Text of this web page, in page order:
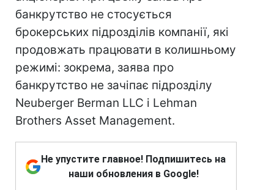
банкрутство не стосується
брокерських підрозділів компанії, які
продовжать працювати в колишньому
режимі: зокрема, заява про
банкрутство не зачіпає підрозділу
Neuberger Berman LLC і Lehman
Brothers Asset Management.
Не упустите главное! Подпишитесь на
наши обновления в Google!